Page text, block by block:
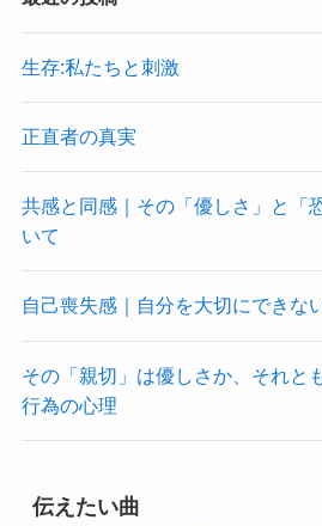
生存:私たちと刺激
正直者の真実
共感と同感｜その「優しさ」と「
いて
自己喪失感｜自分を大切にできな
その「親切」は優しさか、それと
行為の心理
伝えたい曲